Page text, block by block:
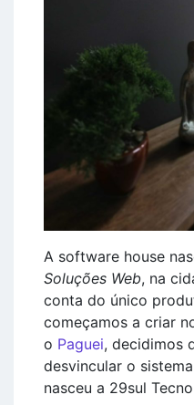
A software house
Soluções Web, na
conta do único
começamos a criar
o Paguei, decidimos
desvincular o
nasceu a 29sul